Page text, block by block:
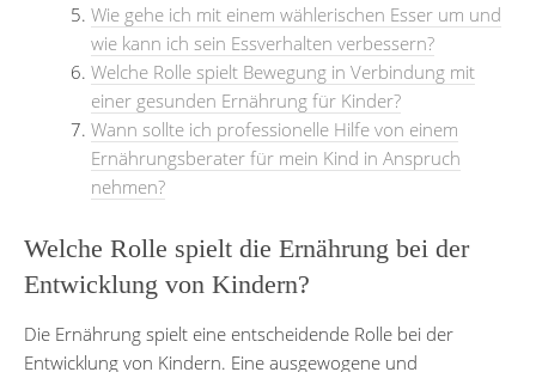
Wie gehe ich mit einem wählerischen Esser um und
wie kann ich sein Essverhalten verbessern?
Welche Rolle spielt Bewegung in Verbindung mit
einer gesunden Ernährung für Kinder?
Wann sollte ich professionelle Hilfe von einem
Ernährungsberater für mein Kind in Anspruch
nehmen?
Welche Rolle spielt die Ernährung bei der
Entwicklung von Kindern?
Die Ernährung spielt eine entscheidende Rolle bei der
Entwicklung von Kindern. Eine ausgewogene und